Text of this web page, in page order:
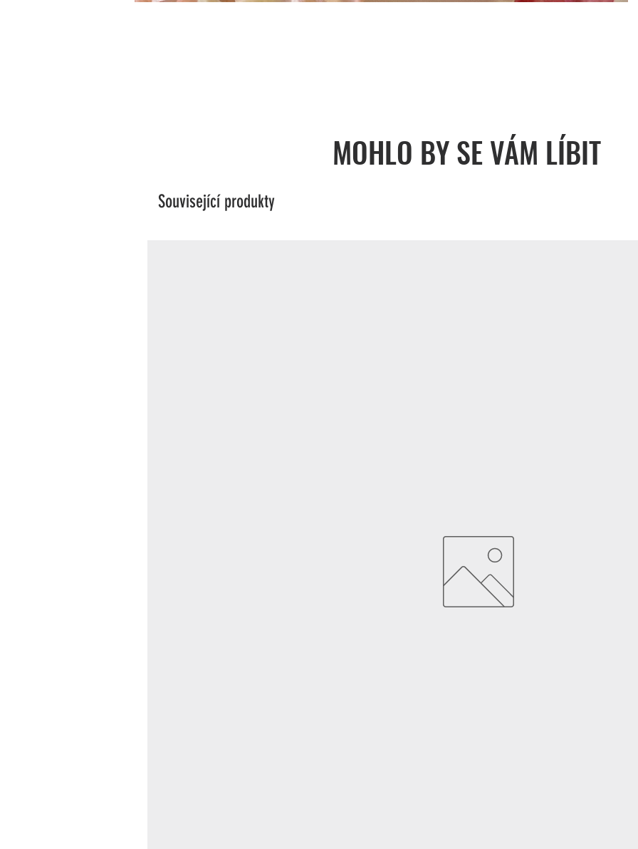
MOHLO BY SE VÁM LÍBIT
Související produkty